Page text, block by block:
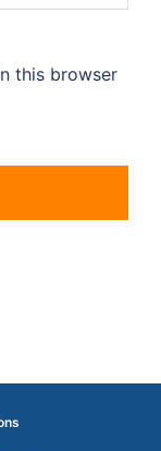
this browser